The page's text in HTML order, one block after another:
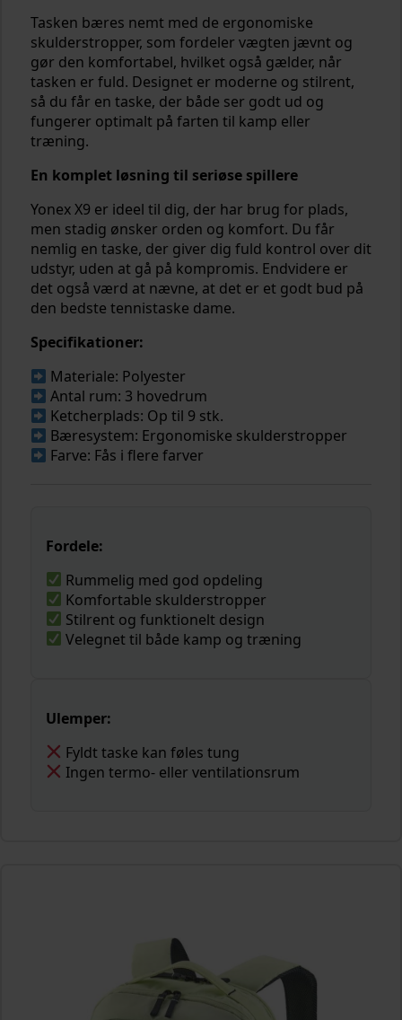
Tasken bæres nemt med de ergonomiske
skulderstropper, som fordeler vægten jævnt og
gør den komfortabel, hvilket også gælder, når
tasken er fuld. Designet er moderne og stilrent,
så du får en taske, der både ser godt ud og
fungerer optimalt på farten til kamp eller
træning.
En komplet løsning til seriøse spillere
Yonex X9 er ideel til dig, der har brug for plads,
men stadig ønsker orden og komfort. Du får
nemlig en taske, der giver dig fuld kontrol over dit
udstyr, uden at gå på kompromis. Endvidere er
det også værd at nævne, at det er et godt bud på
den bedste tennistaske dame.
Specifikationer:
Materiale: Polyester
Antal rum: 3 hovedrum
Ketcherplads: Op til 9 stk.
Bæresystem: Ergonomiske skulderstropper
Farve: Fås i flere farver
Fordele:
Rummelig med god opdeling
Komfortable skulderstropper
Stilrent og funktionelt design
Velegnet til både kamp og træning
Ulemper:
Fyldt taske kan føles tung
Ingen termo- eller ventilationsrum